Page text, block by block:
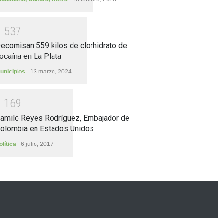
537
559 kilos de clorhidrato de
en La Plata
13 marzo, 2024
1 69
Reyes Rodríguez, Embajador de
en Estados Unidos
6 julio, 2017